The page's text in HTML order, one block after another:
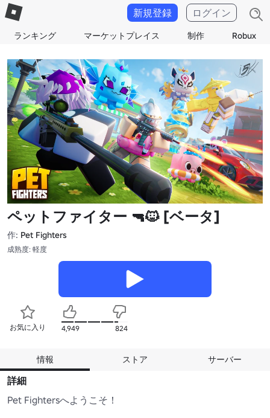
ランキング マーケットプレイス 制作 Robux
新規登録 ログイン
ペットファイター 🔫🐱 [ベータ]
作: Pet Fighters
成熟度: 軽度
お気に入り 4,949 824
情報 ストア サーバー
詳細
Pet Fightersへようこそ！